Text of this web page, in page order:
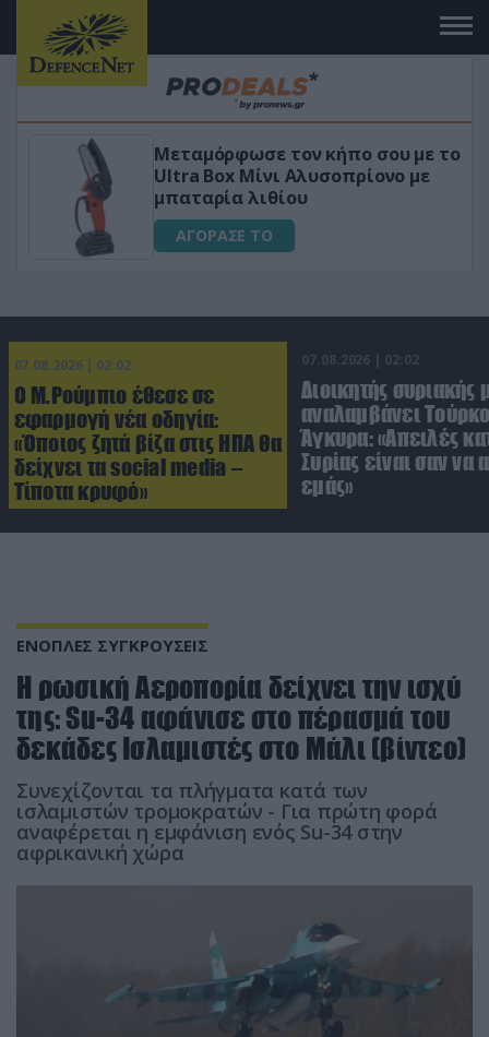
«Μαγική» φόρμουλα τριβόλι + VIP
για αύξηση της λίμπιντο
ΑΓΟΡΑΣΕ ΤΟ
07.08.2026 | 02:02
Ο Μ.Ρούμπιο έθεσε σε
εφαρμογή νέα οδηγία:
«Όποιος ζητά βίζα στις ΗΠΑ θα
δείχνει τα social media –
Τίποτα κρυφό»
07.08.2026 | 02:02
Διοικητής συριακής
αναλαμβάνει
Άγκυρα: «Απειλές
Συρίας είναι σαν να
εμάς»
ΕΝΟΠΛΕΣ ΣΥΓΚΡΟΥΣΕΙΣ
Η ρωσική Αεροπορία δείχνει την ισχύ
της: Su-34 αφάνισε στο πέρασμά του
δεκάδες Ισλαμιστές στο Μάλι (βίντεο)
Συνεχίζονται τα πλήγματα κατά των
ισλαμιστών τρομοκρατών - Για πρώτη φορά
αναφέρεται η εμφάνιση ενός Su-34 στην
αφρικανική χώρα